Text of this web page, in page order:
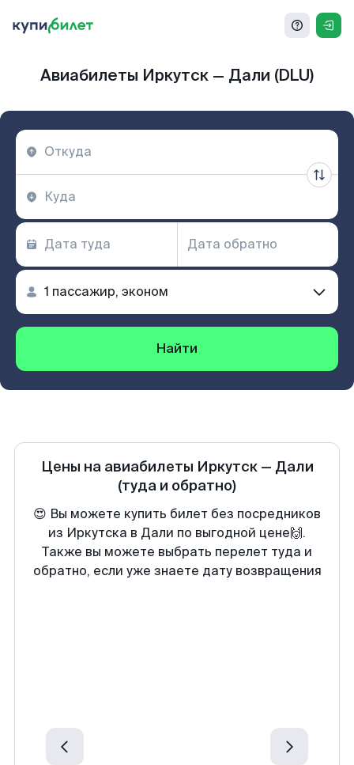
Авиабилеты Иркутск — Дали (DLU)
Найти
Цены на авиабилеты Иркутск— Дали
(туда и обратно)
😍 Вы можете купить билет без посредников
из Иркутска в Дали по выгодной цене🙌.
Также вы можете выбрать перелет туда и
обратно, если уже знаете дату возвращения